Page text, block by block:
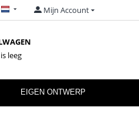
Mijn Account
leeg
EIGEN ONTWERP